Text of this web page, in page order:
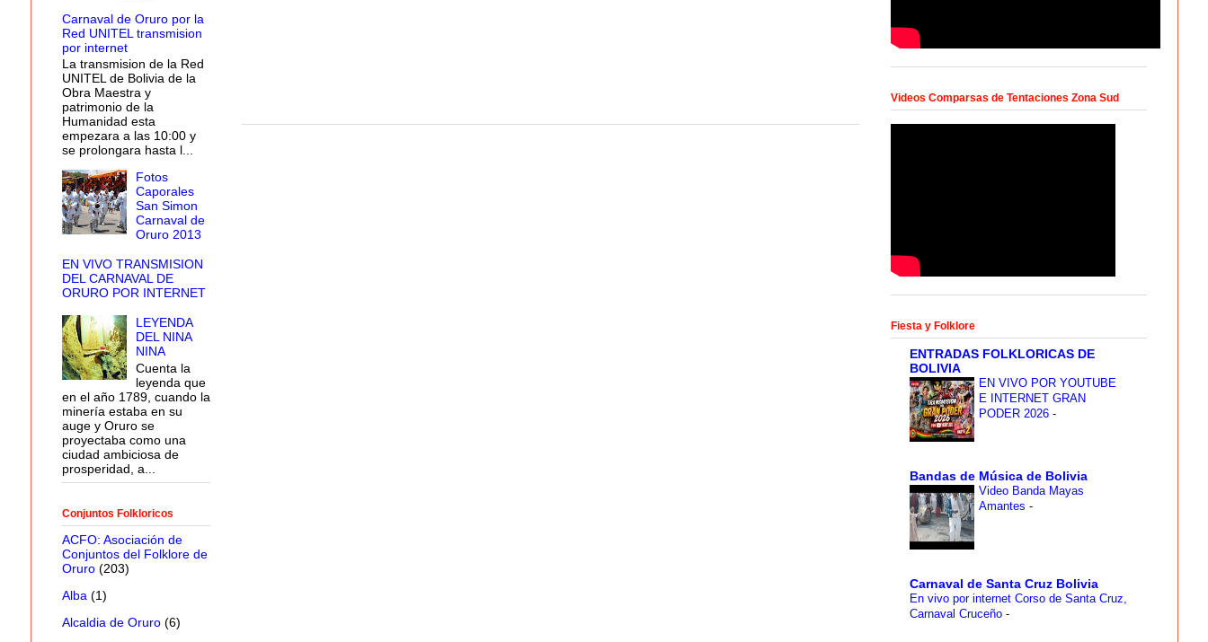
Carnaval de Oruro por la
Red UNITEL transmision
por internet
La transmision de la Red
UNITEL de Bolivia de la
Obra Maestra y
patrimonio de la
Humanidad esta
empezara a las 10:00 y
se prolongara hasta l...
Fotos
Caporales
San Simon
Carnaval de
Oruro 2013
EN VIVO TRANSMISION
DEL CARNAVAL DE
ORURO POR INTERNET
LEYENDA
DEL NINA
NINA
Cuenta la
leyenda que
en el año 1789, cuando la
minería estaba en su
auge y Oruro se
proyectaba como una
ciudad ambiciosa de
prosperidad, a...
Conjuntos Folkloricos
ACFO: Asociación de
Conjuntos del Folklore de
Oruro (203)
Alba (1)
Alcaldia de Oruro (6)
Videos Comparsas de Tentaciones Zona Sud
Fiesta y Folklore
ENTRADAS FOLKLORICAS DE
BOLIVIA
EN VIVO POR YOUTUBE
E INTERNET GRAN
PODER 2026 -
Bandas de Música de Bolivia
Video Banda Mayas
Amantes -
Carnaval de Santa Cruz Bolivia
En vivo por internet Corso de Santa Cruz,
Carnaval Cruceño -